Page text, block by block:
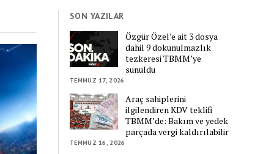
SON YAZILAR
Özgür Özel’e ait 3 dosya
dahil 9 dokunulmazlık
tezkeresi TBMM’ye
sunuldu
TEMMUZ 17, 2026
Araç sahiplerini
ilgilendiren KDV teklifi
TBMM’de: Bakım ve yedek
parçada vergi kaldırılabilir
TEMMUZ 16, 2026